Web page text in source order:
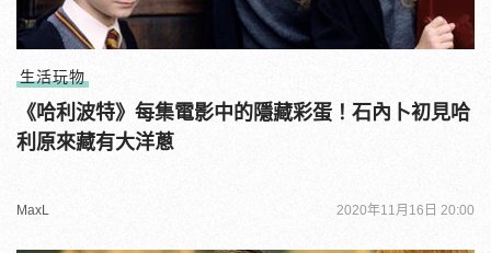
生活玩物
《哈利波特》每集電影中的隱藏彩蛋！石內卜初見哈
利原來藏有大洋蔥
MaxL 2020年11月16日 20:00